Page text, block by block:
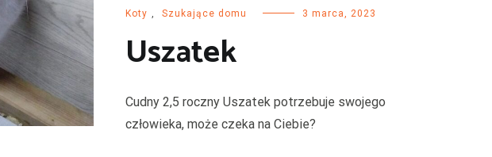
Koty , Szukające domu 3 marca, 2023
Uszatek
Cudny 2,5 roczny Uszatek potrzebuje swojego
człowieka, może czeka na Ciebie?